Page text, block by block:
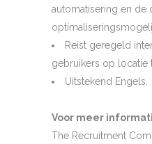
automatisering en de
Reist geregeld
gebruikers op locatie
Uitstekend Engels.
Voor meer
The Recruitment